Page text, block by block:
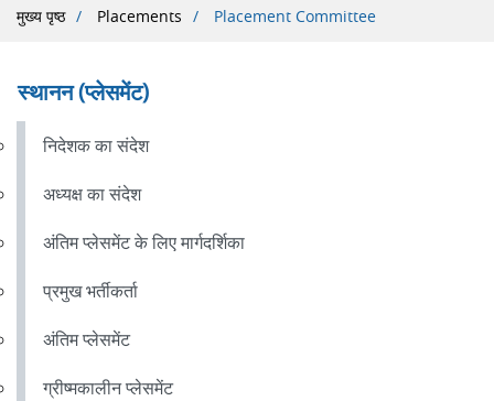
पग
मुख्य पृष्ठ Placements Placement Committee
स्थानन (प्लेसमेंट)
निदेशक का संदेश
अध्यक्ष का संदेश
अंतिम प्लेसमेंट के लिए मार्गदर्शिका
प्रमुख भर्तीकर्ता
अंतिम प्लेसमेंट
ग्रीष्मकालीन प्लेसमेंट